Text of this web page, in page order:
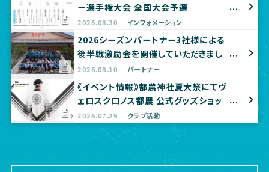
ー選手権大会 全国大会予選
2026.08.30 インフォメーション
2026シーズンパートナー3社様による
後半戦激励会を開催していただきまし
た
2026.08.10 パートナー
《イベント情報》都農神社夏大祭にてヴ
ェロスクロノス都農 公式グッズショッ
プ出店のお知らせ
2026.07.29 クラブ活動